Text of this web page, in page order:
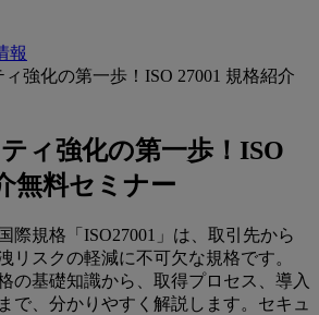
報
強化の第一歩！ISO 27001 規格紹介
ィ強化の第一歩！ISO
無料セミナー
際規格「ISO27001」は、取引先から
リスクの軽減に不可欠な規格です。
の基礎知識から、取得プロセス、導入
で、分かりやすく解説します。セキュ